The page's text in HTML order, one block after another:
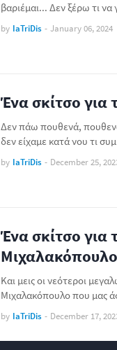
βαριέμαι... Δεν ξέρω τι
by IaTriDis - January 06, 2024
Ένα σκίτσο για
Δεν πάω πουθενά,
δεν είχαμε κατά νου τι
by IaTriDis - December 25,
Ένα σκίτσο για
Μιχαλακόπουλο
Και μεις οι νεότεροι
Μιχαλακόπουλο που μας
by IaTriDis - December 17,